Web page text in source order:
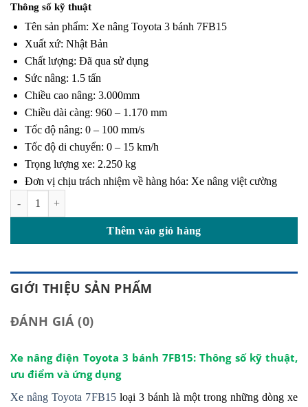
Thông số kỹ thuật
Tên sản phẩm: Xe nâng Toyota 3 bánh 7FB15
Xuất xứ: Nhật Bản
Chất lượng: Đã qua sử dụng
Sức nâng: 1.5 tấn
Chiều cao nâng: 3.000mm
Chiều dài càng: 960 – 1.170 mm
Tốc độ nâng: 0 – 100 mm/s
Tốc độ di chuyển: 0 – 15 km/h
Trọng lượng xe: 2.250 kg
Đơn vị chịu trách nhiệm về hàng hóa: Xe nâng việt cường
Thêm vào giỏ hàng
GIỚI THIỆU SẢN PHẨM
ĐÁNH GIÁ (0)
Xe nâng điện Toyota 3 bánh 7FB15: Thông số kỹ thuật,
ưu điểm và ứng dụng
Xe nâng Toyota 7FB15loại 3 bánh là một trong những dòng xe